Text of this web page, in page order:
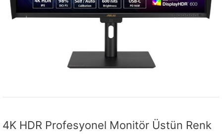
4K HDR Profesyonel Monitör Üstün Renk